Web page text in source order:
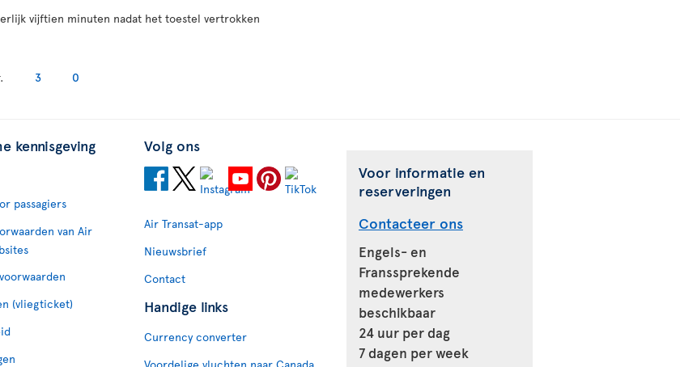
vijftien minuten nadat het toestel vertrokken
3 0
kennisgeving
passagiers
van Air
(vliegticket)
Volg ons
Air Transat-app
Nieuwsbrief
Contact
Handige links
Currency converter
Voor informatie en
reserveringen
Contacteer ons
Engels- en
Franssprekende
medewerkers
beschikbaar
24 uur per dag
7 dagen per week